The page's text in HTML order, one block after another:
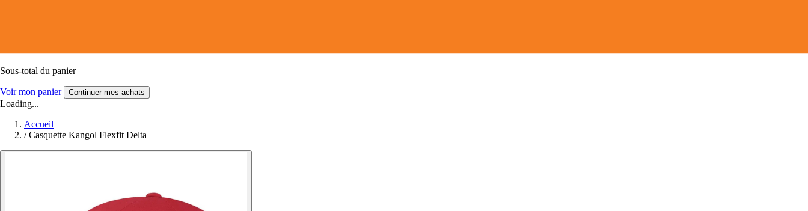
Sous-total du panier
Voir mon panier Continuer mes achats
Loading...
Accueil
/ Casquette Kangol Flexfit Delta